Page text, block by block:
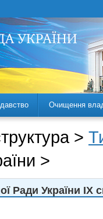
Очищення
>
>
Ради України IX